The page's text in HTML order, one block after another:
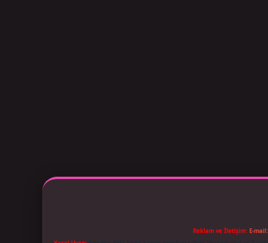
Reklam ve İletişim: E-mail: